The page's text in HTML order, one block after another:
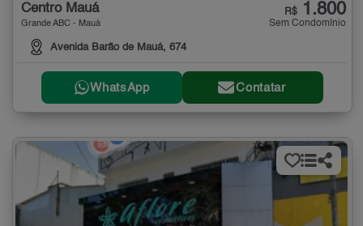
Centro Mauá
Grande ABC - Mauá
Avenida Barão de Mauá, 674
R$ 1.800
Sem Condomínio
WhatsApp Contatar